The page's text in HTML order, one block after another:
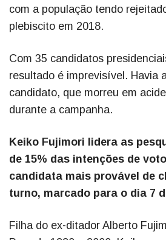
com a população tendo
plebiscito em 2018.
Com 35 candidatos
resultado é imprevisível. Havia
candidato, que morreu em
durante a campanha.
Keiko Fujimori lidera as
de 15% das intenções de
candidata mais provável de
turno, marcado para o dia 7
Filha do ex-ditador Alberto